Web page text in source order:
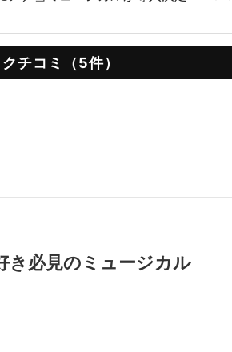
クチコミ（5件）
き必見のミュージカル